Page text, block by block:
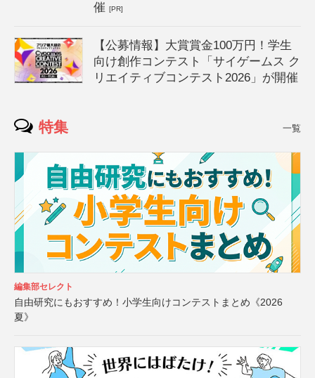
催[PR]
【公募情報】大賞賞金100万円！学生
向け創作コンテスト「サイゲームス ク
リエイティブコンテスト2026」が開催
特集 一覧
編集部セレクト
自由研究にもおすすめ！小学生向けコンテストまとめ《2026
夏》